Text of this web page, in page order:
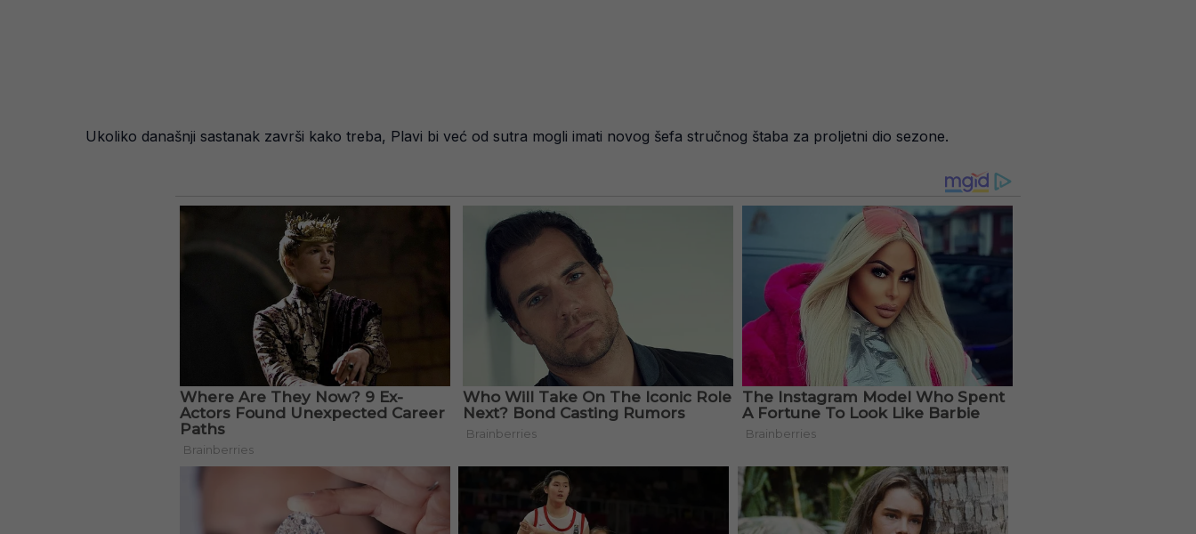
Ukoliko današnji sastanak završi kako treba, Plavi bi već od sutra mogli imati novog šefa stručnog štaba za proljetni dio sezone.